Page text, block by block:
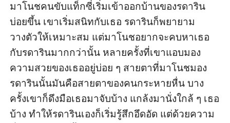
มาโนชคนขับแท็กซี่เริ่มเข้าออกบ้านของรดาริน
บ่อยขึ้น เขาเริ่มสนิทกับเธอ รดารินก็พยายาม
วางตัวให้เหมาะสม แต่มาโนชอยากจะคบหาเธอ
กับรดารินมากกว่านั้น หลายครั้งที่เขาแอบมอง
ความสวยของเธออยู่บ่อย ๆ สายตาที่มาโนชมอง
รดารินนั้นมันคือสายตาของคนกระหายหื่น บาง
ครั้งเขาก็ดึงมือเธอมาจับบ้าง แกล้งมานั่งใกล้ ๆ เธอ
บ้าง ทำให้รดารินเองก็เริ่มรู้สึกอึดอัด แต่ด้วยความ